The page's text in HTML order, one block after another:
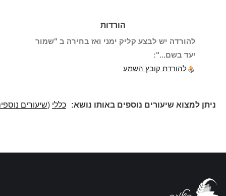
הורדות
להורדה יש לבצע קליק ימני ואז בחירה ב "שמור
יעד בשם...":
להורדת קובץ השמע
ניתן למצוא שיעורים נוספים באותו נושא: כללי(שיעורים נוספים)